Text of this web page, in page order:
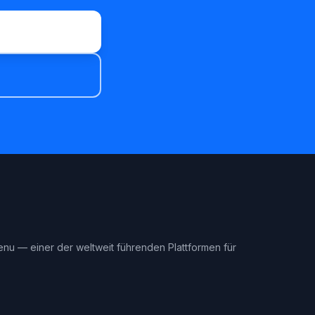
— einer der weltweit führenden Plattformen für